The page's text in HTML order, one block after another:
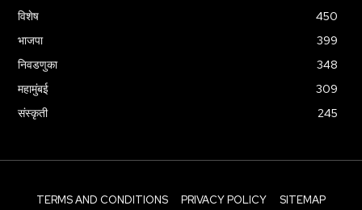
विशेष
450
भाजपा
399
निवडणुका
348
महामुंबई
309
संस्कृती
245
TERMS AND CONDITIONS PRIVACY POLICY SITEMAP